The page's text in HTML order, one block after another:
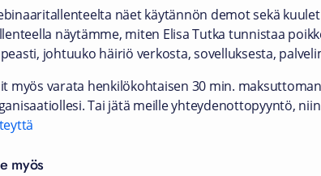
näet käytännön demot sekä
näytämme, miten Elisa Tutka tunnistaa
johtuuko häiriö verkosta, sovelluksesta,
myös varata henkilökohtaisen 30 min.
Tai jätä meille yhteydenottopyyntö,
myös